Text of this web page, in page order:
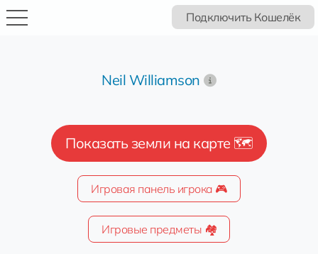
Подключить Кошелёк
Neil Williamson
Показать земли на карте 🗺️
Игровая панель игрока 🎮
Игровые предметы 🏘️